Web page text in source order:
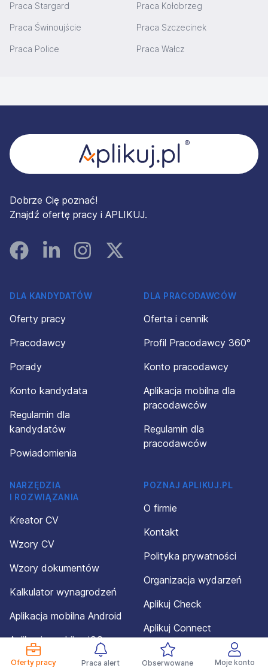
Oferty pracy Praca alert Obserwowane Moje konto
Praca Stargard Praca Kołobrzeg
Praca Świnoujście Praca Szczecinek
Praca Police Praca Wałcz
Dobrze Cię poznać!
Znajdź ofertę pracy i APLIKUJ.
FacebookLinked InInstagramInstagram
DLA KANDYDATÓW
Oferty pracy
Pracodawcy
Porady
Konto kandydata
Regulamin dla
kandydatów
Powiadomienia
DLA PRACODAWCÓW
Oferta i cennik
Profil Pracodawcy 360°
Konto pracodawcy
Aplikacja mobilna dla
pracodawców
Regulamin dla
pracodawców
NARZĘDZIA
I ROZWIĄZANIA
Kreator CV
Wzory CV
Wzory dokumentów
Kalkulator wynagrodzeń
Aplikacja mobilna Android
Aplikacja mobilna iOS
POZNAJ APLIKUJ.PL
O firmie
Kontakt
Polityka prywatności
Organizacja wydarzeń
Aplikuj Check
Aplikuj Connect
Dotacja